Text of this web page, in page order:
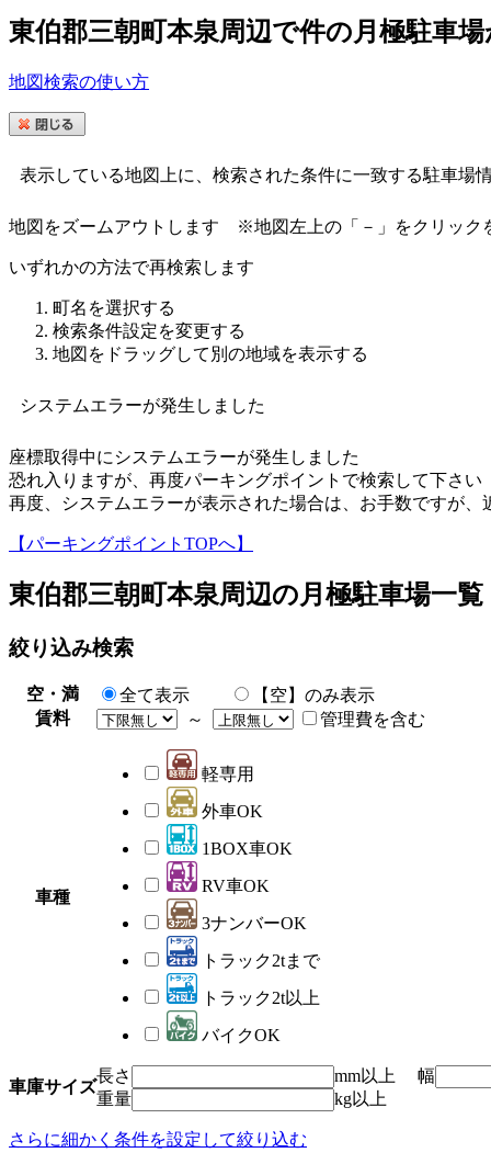
東伯郡三朝町本泉周辺で件の月極駐車
地図検索の使い方
表示している地図上に、検索された条件に一致する駐車場
地図をズームアウトします ※地図左上の「－」をクリック
いずれかの方法で再検索します
町名を選択する
検索条件設定を変更する
地図をドラッグして別の地域を表示する
システムエラーが発生しました
座標取得中にシステムエラーが発生しました
恐れ入りますが、再度パーキングポイントで検索して下さい
再度、システムエラーが表示された場合は、お手数ですが
【パーキングポイントTOPへ】
東伯郡三朝町本泉周辺の月極駐車場一覧
絞り込み検索
空・満 全て表示
【空】のみ表示
賃料
～ 管理費を含む
車種
軽専用
外車OK
1BOX車OK
RV車OK
3ナンバーOK
トラック2tまで
トラック2t以上
バイクOK
車庫サイズ
長さ mm以上 幅
重量
kg以上
さらに細かく条件を設定して絞り込む